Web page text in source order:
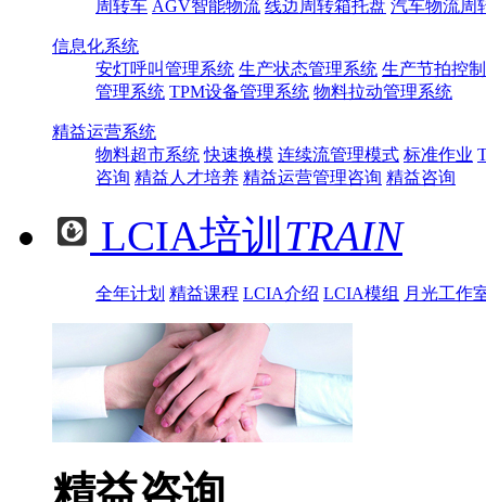
周转车 AGV智能物流 线边周转箱托盘 汽车物流周
信息化系统
安灯呼叫管理系统 生产状态管理系统 生产节拍控
管理系统 TPM设备管理系统 物料拉动管理系统
精益运营系统
物料超市系统 快速换模 连续流管理模式 标准作业
咨询 精益人才培养 精益运营管理咨询 精益咨询
LCIA培训 TRAIN
全年计划 精益课程 LCIA介绍 LCIA模组 月光工作